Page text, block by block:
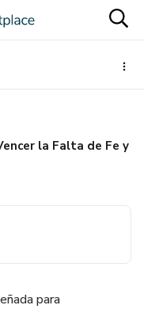
la Falta de Fe y
para